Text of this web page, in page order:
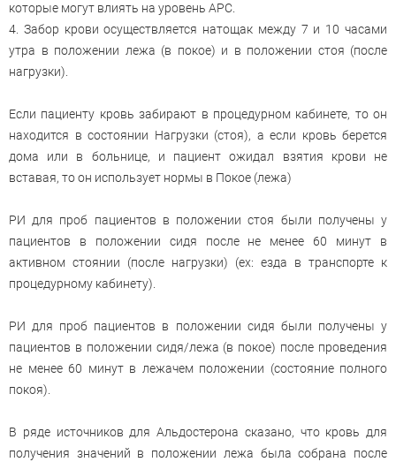
которые могут влиять на уровень АРС.
4. Забор крови осуществляется натощак между 7 и 10 часами
утра в положении лежа (в покое) и в положении стоя (после
нагрузки).
Если пациенту кровь забирают в процедурном кабинете, то он
находится в состоянии Нагрузки (стоя), а если кровь берется
дома или в больнице, и пациент ожидал взятия крови не
вставая, то он использует нормы в Покое (лежа)
РИ для проб пациентов в положении стоя были получены у
пациентов в положении сидя после не менее 60 минут в
активном стоянии (после нагрузки) (ex: езда в транспорте к
процедурному кабинету).
РИ для проб пациентов в положении сидя были получены у
пациентов в положении сидя/лежа (в покое) после проведения
не менее 60 минут в лежачем положении (состояние полного
покоя).
В ряде источников для Альдостерона сказано, что кровь для
получения значений в положении лежа была собрана после